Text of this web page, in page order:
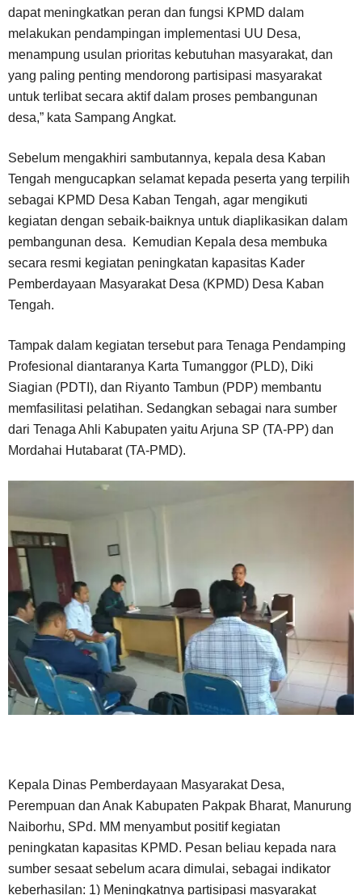
dapat meningkatkan peran dan fungsi KPMD dalam
melakukan pendampingan implementasi UU Desa,
menampung usulan prioritas kebutuhan masyarakat, dan
yang paling penting mendorong partisipasi masyarakat
untuk terlibat secara aktif dalam proses pembangunan
desa,” kata Sampang Angkat.
Sebelum mengakhiri sambutannya, kepala desa Kaban
Tengah mengucapkan selamat kepada peserta yang terpilih
sebagai KPMD Desa Kaban Tengah, agar mengikuti
kegiatan dengan sebaik-baiknya untuk diaplikasikan dalam
pembangunan desa. Kemudian Kepala desa membuka
secara resmi kegiatan peningkatan kapasitas Kader
Pemberdayaan Masyarakat Desa (KPMD) Desa Kaban
Tengah.
Tampak dalam kegiatan tersebut para Tenaga Pendamping
Profesional diantaranya Karta Tumanggor (PLD), Diki
Siagian (PDTI), dan Riyanto Tambun (PDP) membantu
memfasilitasi pelatihan. Sedangkan sebagai nara sumber
dari Tenaga Ahli Kabupaten yaitu Arjuna SP (TA-PP) dan
Mordahai Hutabarat (TA-PMD).
Kepala Dinas Pemberdayaan Masyarakat Desa,
Perempuan dan Anak Kabupaten Pakpak Bharat, Manurung
Naiborhu, SPd. MM menyambut positif kegiatan
peningkatan kapasitas KPMD. Pesan beliau kepada nara
sumber sesaat sebelum acara dimulai, sebagai indikator
keberhasilan: 1) Meningkatnya partisipasi masyarakat